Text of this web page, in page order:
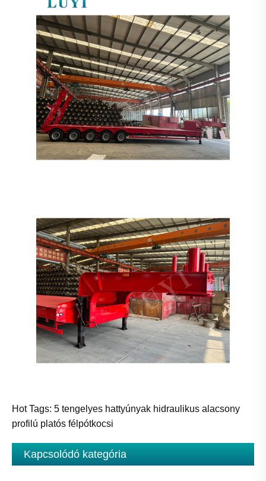
Hot Tags: 5 tengelyes hattyúnyak hidraulikus alacsony
profilú platós félpótkocsi
Kapcsolódó kategória